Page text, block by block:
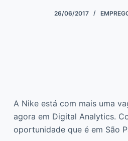
26/06/2017
A Nike está com mais uma
agora em Digital Analytics.
oportunidade que é em São